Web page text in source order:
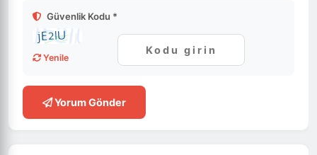
Güvenlik Kodu *
Yenile
Yorum Gönder